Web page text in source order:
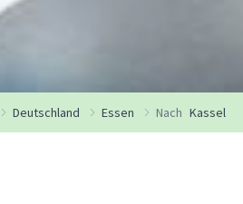
Deutschland Essen Nach Kassel